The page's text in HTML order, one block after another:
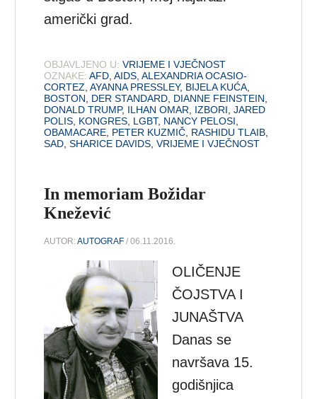
američki grad.
OBJAVLJENO U: VRIJEME I VJEČNOST
OZNAKE: AFD ,AIDS ,ALEXANDRIA OCASIO-
CORTEZ ,AYANNA PRESSLEY, BIJELA KUĆA
BOSTON
DER STANDARD DIANNE FEINSTEIN
DONALD TRUMP, ILHAN OMAR IZBORI ,JARED
POLIS KONGRES LGBT, NANCY PELOSI
OBAMACARE PETER KUZMIČ RASHIDU TLAIB
SAD ,SHARICE DAVIDS ,VRIJEME I VJEČNOST
In memoriam Božidar
Knežević
AUTOR:AUTOGRAF / 06.11.2016.
OLIČENJE
ČOJSTVA I
JUNAŠTVA
Danas se
navršava 15.
godišnjica